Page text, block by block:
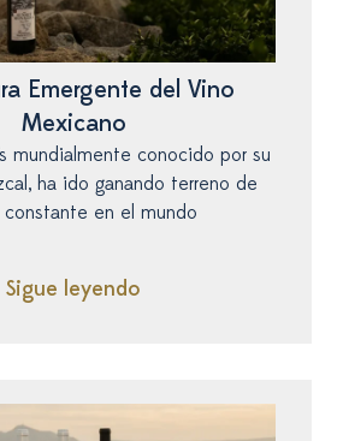
Emergente del Vino
Mexicano
mundialmente conocido por su
ha ido ganando terreno de
constante en el mundo
Sigue leyendo